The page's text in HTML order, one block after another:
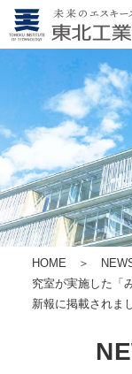
HOME ＞
究室が実施した「
新報に掲載されま